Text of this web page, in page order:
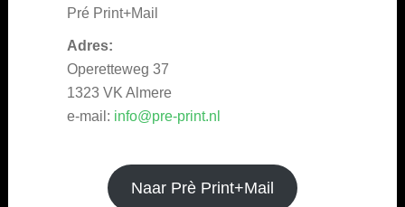
Pré Print+Mail
Adres:
Operetteweg 37
1323 VK Almere
e-mail: info@pre-print.nl
Naar Prè Print+Mail